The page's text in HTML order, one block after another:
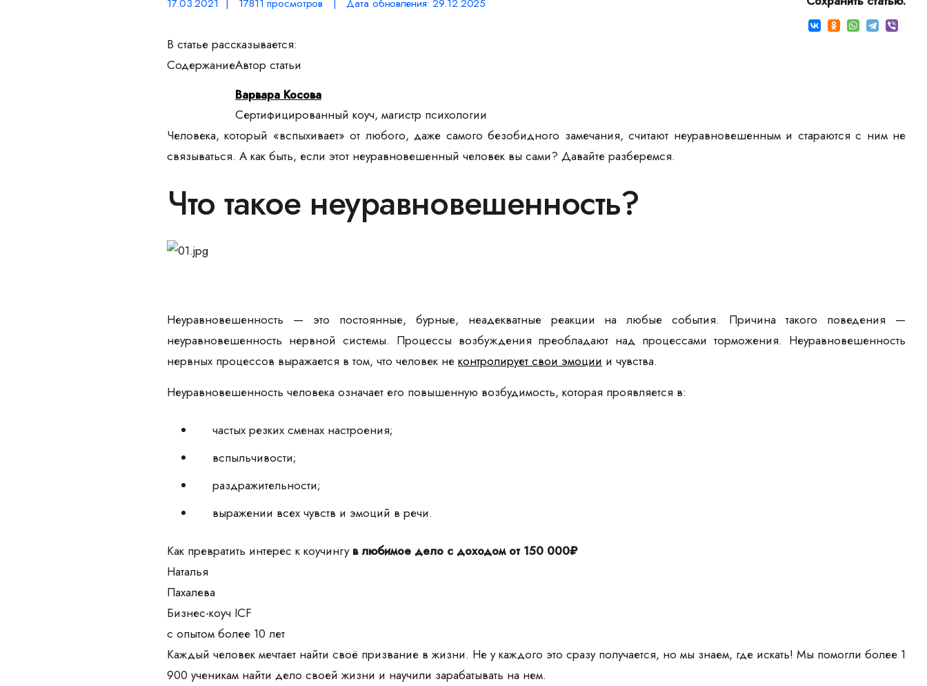
17.03.2021 | 17811 просмотров | Дата обновления: 29.12.2025
В статье рассказывается:
СодержаниеАвтор статьи
Варвара Косова
Сертифицированный коуч, магистр психологии
Человека, который «вспыхивает» от любого, даже самого безобидного замечания, считают неуравновешенным и стараются с ним не
связываться. А как быть, если этот неуравновешенный человек вы сами? Давайте разберемся.
Что такое неуравновешенность?
Неуравновешенность — это постоянные, бурные, неадекватные реакции на любые события. Причина такого поведения —
неуравновешенность нервной системы. Процессы возбуждения преобладают над процессами торможения. Неуравновешенность
нервных процессов выражается в том, что человек не контролирует свои эмоции и чувства.
Неуравновешенность человека означает его повышенную возбудимость, которая проявляется в:
частых резких сменах настроения;
вспыльчивости;
раздражительности;
выражении всех чувств и эмоций в речи.
Как превратить интерес к коучингу в любимое дело с доходом от 150 000₽
Наталья
Пахалева
Бизнес-коуч ICF
с опытом более 10 лет
Каждый человек мечтает найти своё призвание в жизни. Не у каждого это сразу получается, но мы знаем, где искать! Мы помогли более 1
900 ученикам найти дело своей жизни и научили зарабатывать на нем.